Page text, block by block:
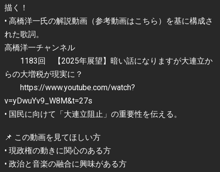
描く！
• 高橋洋一氏の解説動画（参考動画はこちら）を基に構成さ
れた歌詞。
高橋洋一チャンネル
1183回 【2025年展望】暗い話になりますが大連立か
らの大増税が現実に？
https://www.youtube.com/watch?
v=yDwuYv9_W8M&t=27s
• 国民に向けて「大連立阻止」の重要性を伝える。
📌 この動画を見てほしい方
• 現政権の動きに関心のある方
• 政治と音楽の融合に興味がある方